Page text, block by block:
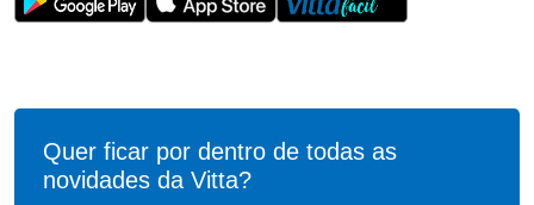
Quer ficar por dentro de todas as
novidades da Vitta?